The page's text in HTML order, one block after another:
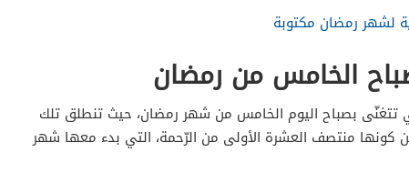
لشهر رمضان مكتوبة
الخامس من رمضان
تتغنّى بصباح اليوم الخامس من شهر رمضان، حيث تنطلق تلك
كونها منتصف العشرة الأولى من الرّحمة، التي بدء معها شهر